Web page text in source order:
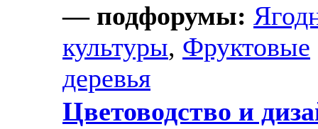
— подфорумы:
культуры, Фруктовые
деревья
Цветоводство и